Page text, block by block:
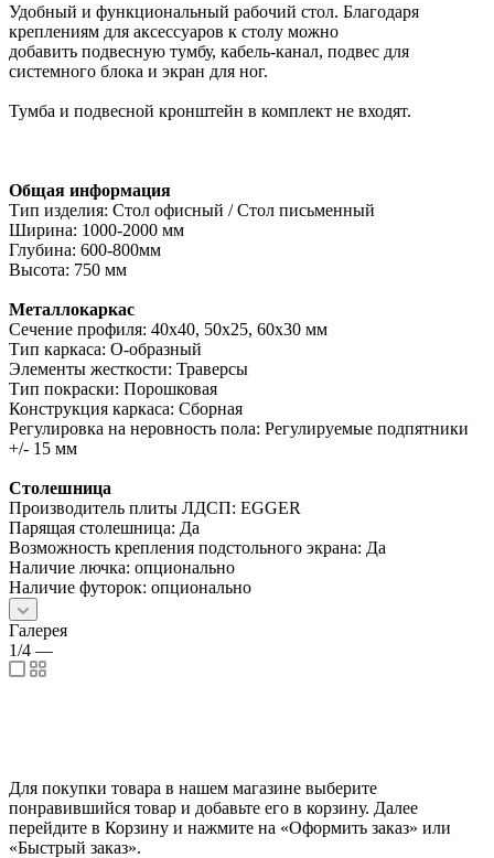
Удобный и функциональный рабочий стол. Благодаря
креплениям для аксессуаров к столу можно
добавить подвесную тумбу, кабель-канал, подвес для
системного блока и экран для ног.
Тумба и подвесной кронштейн в комплект не входят.
Общая информация
Тип изделия: Стол офисный / Стол письменный
Ширина: 1000-2000 мм
Глубина: 600-800мм
Высота: 750 мм
Металлокаркас
Сечение профиля: 40х40, 50х25, 60х30 мм
Тип каркаса: О-образный
Элементы жесткости: Траверсы
Тип покраски: Порошковая
Конструкция каркаса: Сборная
Регулировка на неровность пола: Регулируемые подпятники
+/- 15 мм
Столешница
Производитель плиты ЛДСП: EGGER
Парящая столешница: Да
Возможность крепления подстольного экрана: Да
Наличие лючка: опционально
Наличие футорок: опционально
Галерея
1/4 —
Для покупки товара в нашем магазине выберите
понравившийся товар и добавьте его в корзину. Далее
перейдите в Корзину и нажмите на «Оформить заказ» или
«Быстрый заказ».